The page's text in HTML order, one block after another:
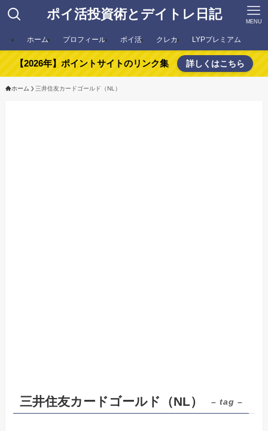
ポイ活投資術とデイトレ日記 MENU
ホーム プロフィール ポイ活 クレカ LYPプレミアム
【2026年】ポイントサイトのリンク集 詳しくはこちら
ホーム 三井住友カードゴールド（NL）
三井住友カードゴールド（NL） – tag –